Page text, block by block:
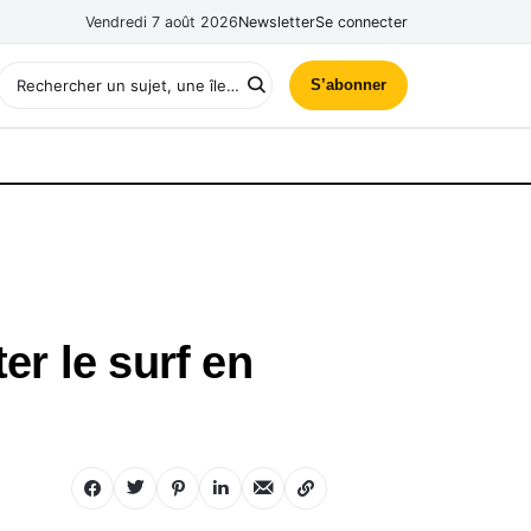
Vendredi 7 août 2026NewsletterSe connecter
S’abonner
le surf en